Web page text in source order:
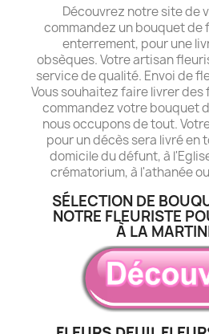
Découvrez notre site de
commandez un bouquet de
enterrement, pour une
obsèques. Votre artisan
service de qualité. Envoi de
Vous souhaitez faire livrer des
commandez votre bouquet
nous occupons de tout.
pour un décès sera livré en
domicile du défunt, à
crématorium, à l'athanée
SÉLECTION DE
NOTRE FLEURISTE
À LA